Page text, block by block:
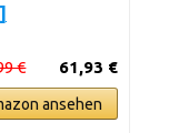
61,93 €
€
ansehen